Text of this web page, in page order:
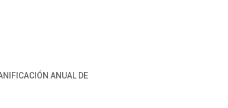
ANUAL DE